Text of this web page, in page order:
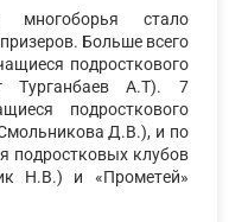
многоборья стало
Больше всего
подросткового
Турганбаев А.Т). 7
подросткового
Д.В.), и по
подростковых клубов
Н.В.) и «Прометей»